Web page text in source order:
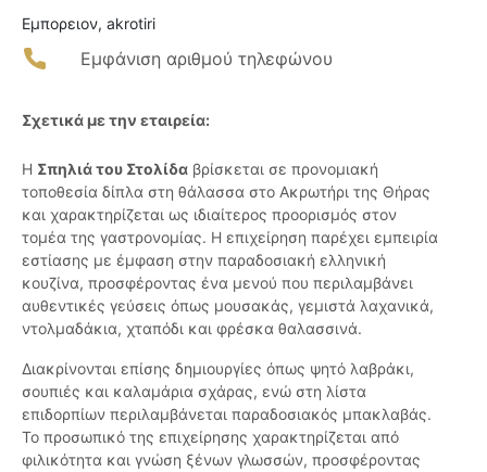
Εμπορειον, akrotiri
Εμφάνιση αριθμού τηλεφώνου
Σχετικά με την εταιρεία:
Η Σπηλιά του Στολίδα βρίσκεται σε προνομιακή
τοποθεσία δίπλα στη θάλασσα στο Ακρωτήρι της Θήρας
και χαρακτηρίζεται ως ιδιαίτερος προορισμός στον
τομέα της γαστρονομίας. Η επιχείρηση παρέχει εμπειρία
εστίασης με έμφαση στην παραδοσιακή ελληνική
κουζίνα, προσφέροντας ένα μενού που περιλαμβάνει
αυθεντικές γεύσεις όπως μουσακάς, γεμιστά λαχανικά,
ντολμαδάκια, χταπόδι και φρέσκα θαλασσινά.
Διακρίνονται επίσης δημιουργίες όπως ψητό λαβράκι,
σουπιές και καλαμάρια σχάρας, ενώ στη λίστα
επιδορπίων περιλαμβάνεται παραδοσιακός μπακλαβάς.
Το προσωπικό της επιχείρησης χαρακτηρίζεται από
φιλικότητα και γνώση ξένων γλωσσών, προσφέροντας